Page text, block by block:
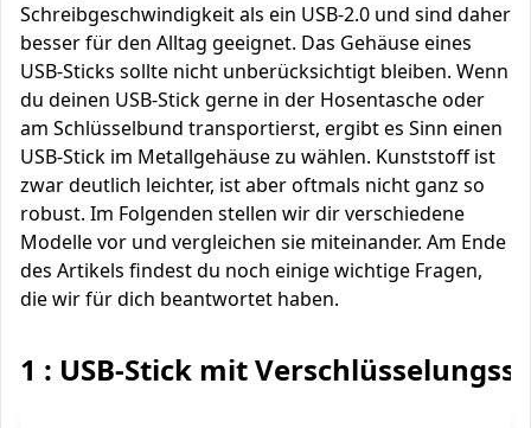
Schreibgeschwindigkeit als ein USB-2.0 und sind daher
besser für den Alltag geeignet. Das Gehäuse eines
USB-Sticks sollte nicht unberücksichtigt bleiben. Wenn
du deinen USB-Stick gerne in der Hosentasche oder
am Schlüsselbund transportierst, ergibt es Sinn einen
USB-Stick im Metallgehäuse zu wählen. Kunststoff ist
zwar deutlich leichter, ist aber oftmals nicht ganz so
robust. Im Folgenden stellen wir dir verschiedene
Modelle vor und vergleichen sie miteinander. Am Ende
des Artikels findest du noch einige wichtige Fragen,
die wir für dich beantwortet haben.
1 : USB-Stick mit